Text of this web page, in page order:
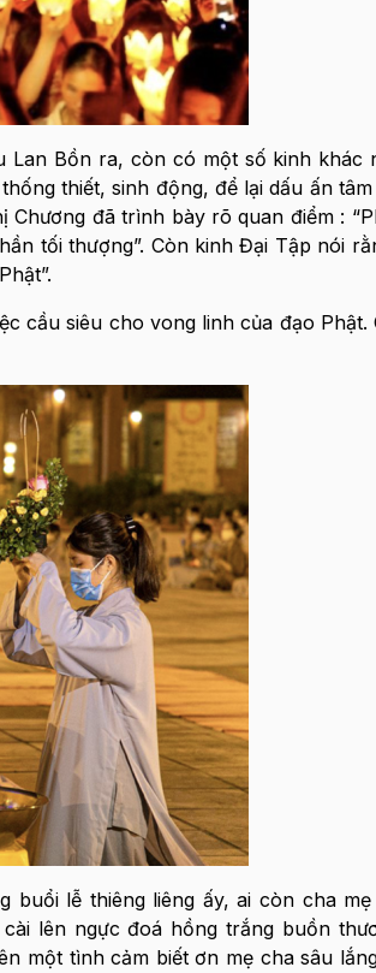
Lan Bồn ra, còn có một số kinh khác
thiết, sinh động, để lại dấu ấn
đã trình bày rõ quan điểm :
tối thượng”. Còn kinh Đại Tập nói
cầu siêu cho vong linh của đạo Phật.
lễ thiêng liêng ấy, ai còn cha mẹ
lên ngực đoá hồng trắng buồn
một tình cảm biết ơn mẹ cha sâu